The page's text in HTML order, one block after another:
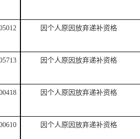
因个人原因放弃递补资格
因个人原因放弃递补资格
因个人原因放弃递补资格
因个人原因放弃递补资格